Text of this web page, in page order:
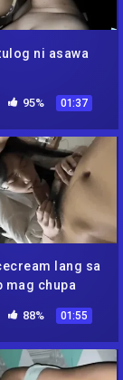
ni asawa
95% 01:37
lang sa
mag chupa
88% 01:55